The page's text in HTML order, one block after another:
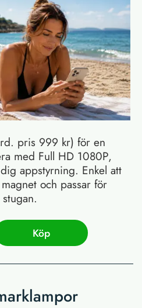
pris 999 kr) för en
med Full HD 1080P,
appstyrning. Enkel att
och passar för
Köp